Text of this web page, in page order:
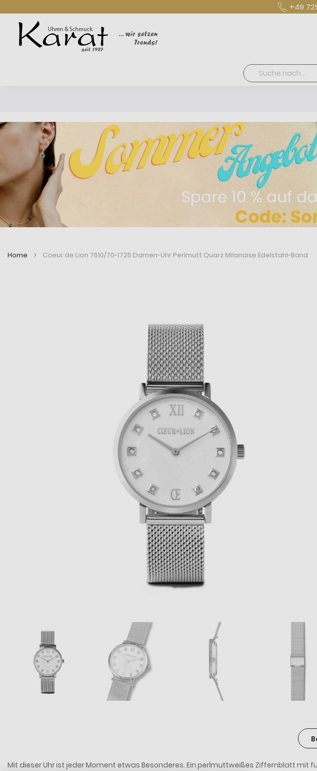
+49
Suche
Home Coeur de Lion 7610/70-1725 Damen-Uhr Perlmutt Quarz Milanaise Edelstahl-Band
Mit dieser Uhr ist jeder Moment etwas Besonderes. Ein perlmuttweißes Ziffernblatt